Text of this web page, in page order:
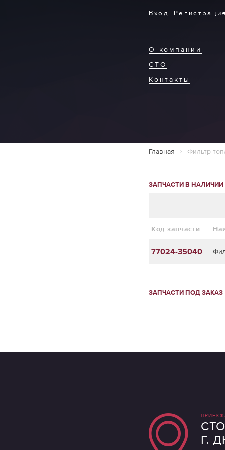
О компании
СТО
Контакты
Вход
Главная Фильтр
ЗАПЧАСТИ В НАЛИЧИИ
Код запчасти
77024-35040
ЗАПЧАСТИ ПОД ЗАКАЗ
СТО
Г.